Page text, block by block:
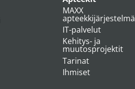
MAXX
apteekkijärjestelmä
IT-palvelut
Kehitys- ja
muutosprojektit
Tarinat
Ihmiset